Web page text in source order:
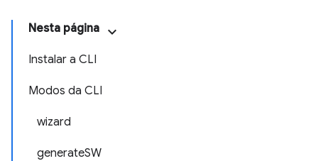
Nesta página
Instalar a CLI
Modos da CLI
wizard
generateSW